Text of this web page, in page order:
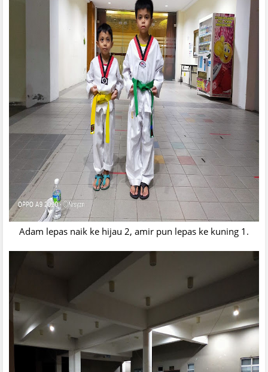
Adam lepas naik ke hijau 2, amir pun lepas ke kuning 1.